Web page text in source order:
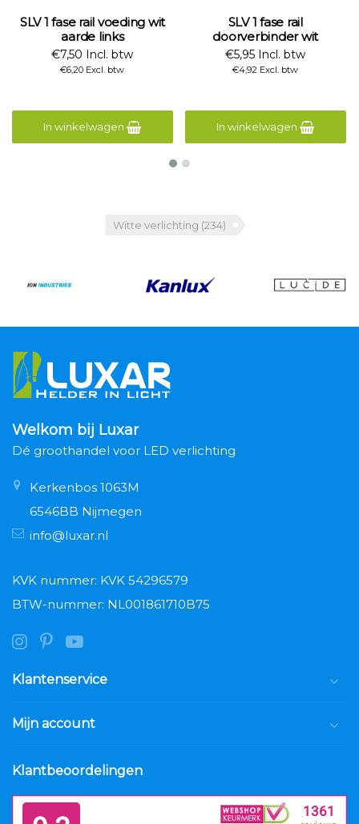
SLV 1 fase rail voeding wit
aarde links
€7,50 Incl. btw
€6,20 Excl. btw
In winkelwagen
SLV 1 fase rail
doorverbinder wit
€5,95 Incl. btw
€4,92 Excl. btw
In winkelwagen
Witte verlichting (234)
Welkom bij Luxar
Dé groothandel voor LED verlichting
Kerkenbos 1063M
6546BB Nijmegen
info@luxar.nl
KVK nummer: KVK 54296579
BTW-nummer: NL001861710B75
Klantenservice
Mijn account
Klantbeoordelingen